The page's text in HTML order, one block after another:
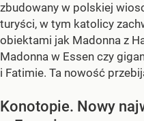
zbudowany w polskiej
turyści, w tym katolicy
obiektami jak Madonna z
Madonna w Essen czy
i Fatimie. Ta nowość
Konotopie. Nowy